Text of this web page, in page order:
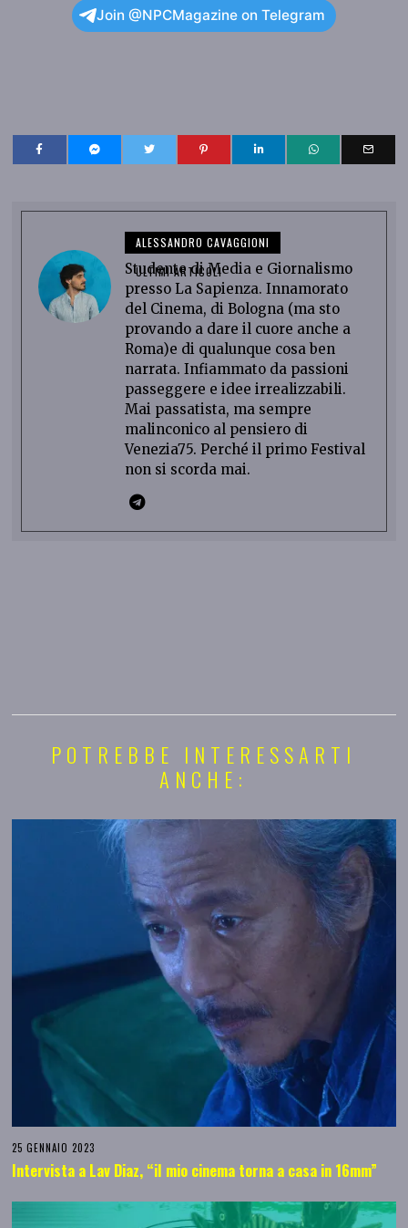
Join @NPCMagazine on Telegram
ALESSANDRO CAVAGGIONI
ULTIMI ARTICOLI
Studente di Media e Giornalismo
presso La Sapienza. Innamorato
del Cinema, di Bologna (ma sto
provando a dare il cuore anche a
Roma)e di qualunque cosa ben
narrata. Infiammato da passioni
passeggere e idee irrealizzabili.
Mai passatista, ma sempre
malinconico al pensiero di
Venezia75. Perché il primo Festival
non si scorda mai.
POTREBBE INTERESSARTI
ANCHE:
25 GENNAIO 2023
Intervista a Lav Diaz, “il mio cinema torna a casa in 16mm”